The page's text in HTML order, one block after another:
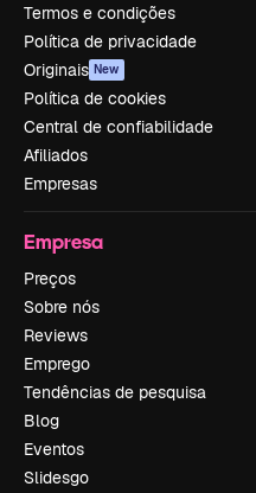
Termos e condições
Política de privacidade
Originais New
Política de cookies
Central de confiabilidade
Afiliados
Empresas
Empresa
Preços
Sobre nós
Reviews
Emprego
Tendências de pesquisa
Blog
Eventos
Slidesgo